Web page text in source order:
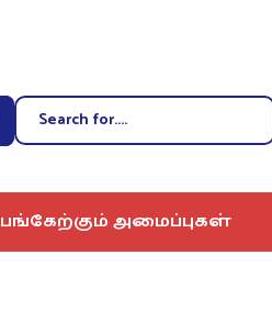
பங்கேற்கும் அமைப்புகள்